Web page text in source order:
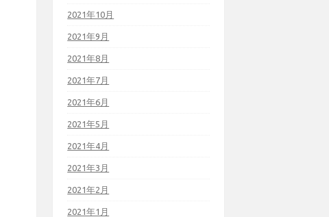
2021年10月
2021年9月
2021年8月
2021年7月
2021年6月
2021年5月
2021年4月
2021年3月
2021年2月
2021年1月